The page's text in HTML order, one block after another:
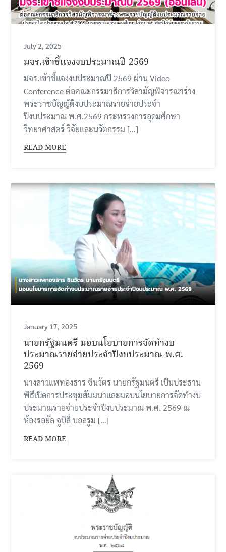
July 2, 2025
มจร.เข้าชี้แจงงบประมาณปี 2569
มจร.เข้าชี้แจงงบประมาณปี 2569 ผ่าน Video
Conference ต่อคณะกรรมาธิการวิสามัญพิจารณาร่าง
พระราชบัญญัติงบประมาณรายจ่ายประจำ
ปีงบประมาณ พ.ศ.2569 กระทรวงการอุดมศึกษา
วิทยาศาสตร์ วิจัยและนวัตกรรม […]
READ MORE
January 17, 2025
นายกรัฐมนตรี มอบนโยบายการจัดทำงบ
ประมาณรายจ่ายประจำปีงบประมาณ พ.ศ.
2569
นางสาวแพทองธาร ชินวัตร นายกรัฐมนตรี เป็นประธาน
พิธีเปิดการประชุมสัมมนาและมอบนโยบายการจัดทำงบ
ประมาณรายจ่ายประจำปีงบประมาณ พ.ศ. 2569 ณ
ห้องรอยัล จูบิลี่ บอลรูม […]
READ MORE